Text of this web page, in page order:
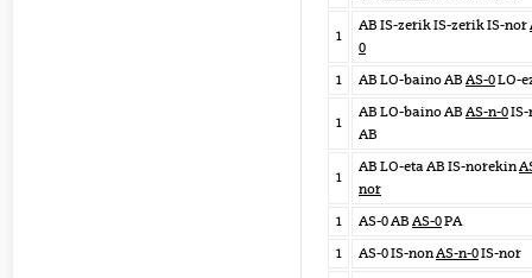
1
AB IS-zerik IS-zerik IS-nor
0
1
AB LO-baino AB AS-0LO-
1
AB LO-baino AB AS-n-0
AB
1
AB LO-eta AB IS-norekin
nor
1
AS-0 AB AS-0PA
1
AS-0 IS-nonAS-n-0IS-nor